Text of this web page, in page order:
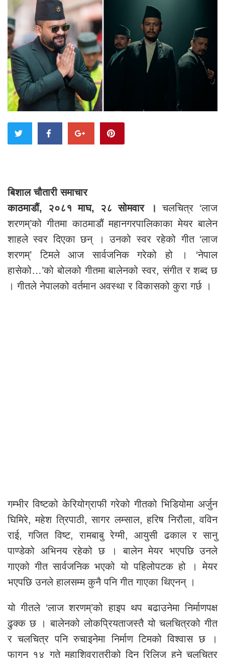
बिशाल चौतारी समाचार
काठमाडौं, २०८१ माघ, २८ सोमवार ।चलचित्र ‘लाज
शरणम्’को गीतमा काठमाडौं महानगरपालिकाका मेयर बालेन
शाहले स्वर दिएका छन् । उनको स्वर रहेको गीत ‘लाज
शरणम्’ टिमले आज सार्वजनिक गरेको हो । ‘नेपाल
हासेको…’को बोलको गीतमा बालेनको स्वर, संगीत र शब्द छ
। गीतले नेपालको वर्तमान अवस्था र विकासको कुरा गर्छ ।
गम्भीर विष्टको केरियोग्राफी गरेको गीतको भिडियोमा अर्जुन
घिमिरे, महेश त्रिपाठी, सागर लम्साल, हरिष निरौला, वविन
राई, गजित विष्ट, रामबाबु रेग्मी, आयुसी ढकाल र सानु
पाण्डेको अभिनय रहेको छ । बालेन मेयर भएपछि उनले
गाएको गीत सार्वजनिक भएको यो पहिलोपटक हो । मेयर
भएपछि उनले हालसम्म कुनै पनि गीत गाएका थिएनन् ।
यो गीतले ‘लाज शरणम्’को हाइप थप बढाउनेमा निर्माणपक्ष
ढुक्क छ । बालेनको लोकप्रियताजस्तै यो चलचित्रको गीत
र चलचित्र पनि रुचाइनेमा निर्माण टिमको विश्वास छ ।
फागुन १४ गते महाशिवरात्रीको दिन रिलिज हुने चलचित्र